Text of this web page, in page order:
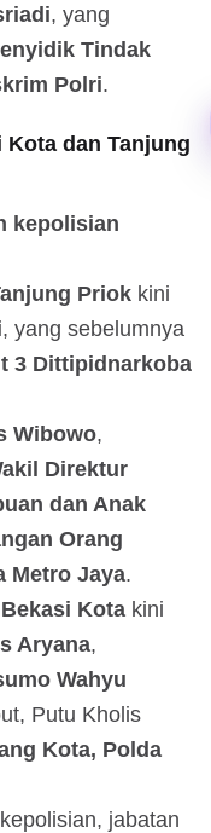
, yang
Tindak
Polri.
dan Tanjung
kepolisian
Priok kini
, yang sebelumnya
3 Dittipidnarkoba
Wibowo,
Direktur
dan Anak
Orang
Metro Jaya.
Kota kini
Aryana,
Wahyu
Putu Kholis
Kota, Polda
jabatan